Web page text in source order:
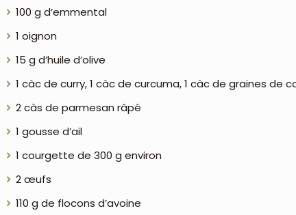
100 g d’emmental
1 oignon
15 g d’huile d’olive
1 càc de curry, 1 càc de curcuma, 1 càc de graines de
2 càs de parmesan râpé
1 gousse d’ail
1 courgette de 300 g environ
2 œufs
110 g de flocons d’avoine